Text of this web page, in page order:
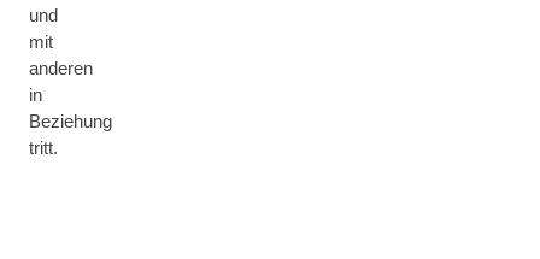
und
mit
anderen
in
Beziehung
tritt.